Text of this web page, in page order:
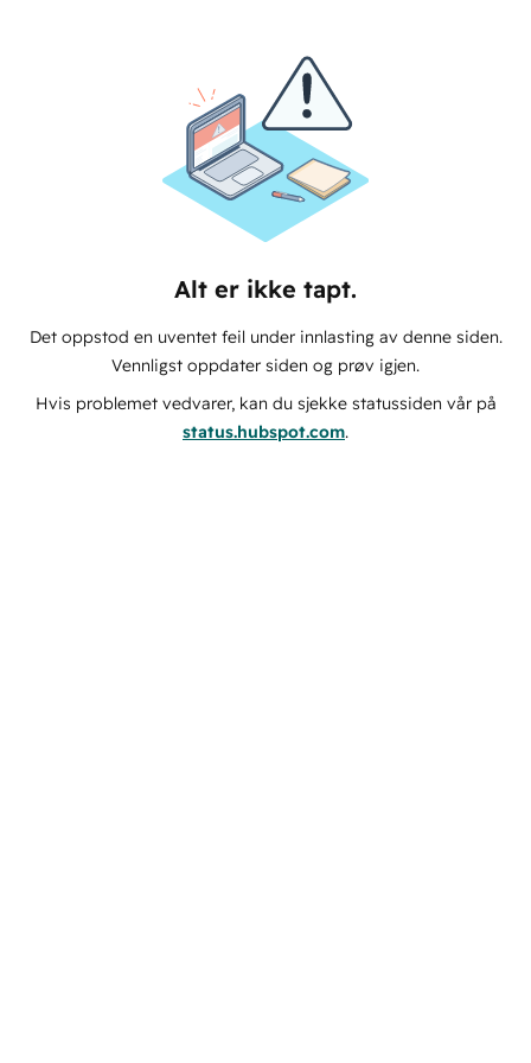
Alt er ikke tapt.
Det oppstod en uventet feil under innlasting av denne siden.
Vennligst oppdater siden og prøv igjen.
Hvis problemet vedvarer, kan du sjekke statussiden vår på
status.hubspot.com.